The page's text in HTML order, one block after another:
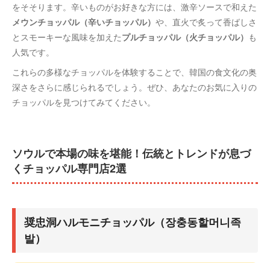
をそそります。辛いものがお好きな方には、激辛ソースで和えた
メウンチョッパル（辛いチョッパル） や、直火で炙って香ばしさ
とスモーキーな風味を加えたプルチョッパル（火チョッパル） も
人気です。
これらの多様なチョッパルを体験することで、韓国の食文化の奥
深さをさらに感じられるでしょう。ぜひ、あなたのお気に入りの
チョッパルを見つけてみてください。
ソウルで本場の味を堪能！伝統とトレンドが息づ
くチョッパル専門店2選
奨忠洞ハルモニチョッパル（장충동할머니족
발）